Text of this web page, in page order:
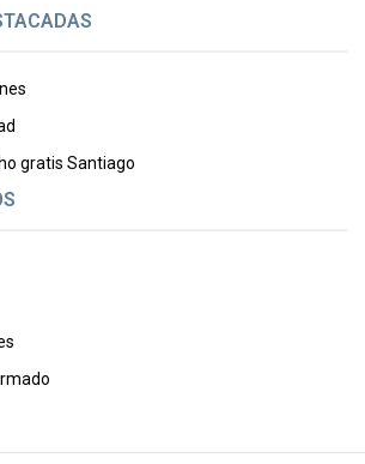
gratis Santiago